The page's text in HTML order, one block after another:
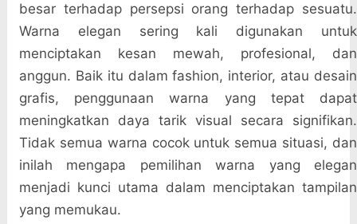
besar terhadap persepsi orang terhadap sesuatu.
Warna elegan sering kali digunakan untuk
menciptakan kesan mewah, profesional, dan
anggun. Baik itu dalam fashion, interior, atau desain
grafis, penggunaan warna yang tepat dapat
meningkatkan daya tarik visual secara signifikan.
Tidak semua warna cocok untuk semua situasi, dan
inilah mengapa pemilihan warna yang elegan
menjadi kunci utama dalam menciptakan tampilan
yang memukau.